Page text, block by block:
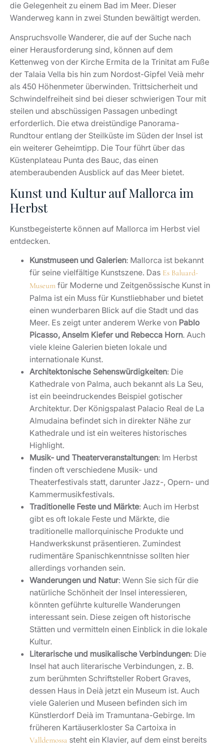
die Gelegenheit zu einem Bad im Meer. Dieser
Wanderweg kann in zwei Stunden bewältigt werden.
Anspruchsvolle Wanderer, die auf der Suche nach
einer Herausforderung sind, können auf dem
Kettenweg von der Kirche Ermita de la Trinitat am Fuße
der Talaia Vella bis hin zum Nordost-Gipfel Veià mehr
als 450 Höhenmeter überwinden. Trittsicherheit und
Schwindelfreiheit sind bei dieser schwierigen Tour mit
steilen und abschüssigen Passagen unbedingt
erforderlich. Die etwa dreistündige Panorama-
Rundtour entlang der Steilküste im Süden der Insel ist
ein weiterer Geheimtipp. Die Tour führt über das
Küstenplateau Punta des Bauc, das einen
atemberaubenden Ausblick auf das Meer bietet.
Kunst und Kultur auf Mallorca im
Herbst
Kunstbegeisterte können auf Mallorca im Herbst viel
entdecken.
Kunstmuseen und Galerien: Mallorca ist bekannt
für seine vielfältige Kunstszene. Das Es Baluard-
Museum für Moderne und Zeitgenössische Kunst in
Palma ist ein Muss für Kunstliebhaber und bietet
einen wunderbaren Blick auf die Stadt und das
Meer. Es zeigt unter anderem Werke von Pablo
Picasso, Anselm Kiefer und Rebecca Horn. Auch
viele kleine Galerien bieten lokale und
internationale Kunst.
Architektonische Sehenswürdigkeiten: Die
Kathedrale von Palma, auch bekannt als La Seu,
ist ein beeindruckendes Beispiel gotischer
Architektur. Der Königspalast Palacio Real de La
Almudaina befindet sich in direkter Nähe zur
Kathedrale und ist ein weiteres historisches
Highlight.
Musik- und Theaterveranstaltungen: Im Herbst
finden oft verschiedene Musik- und
Theaterfestivals statt, darunter Jazz-, Opern- und
Kammermusikfestivals.
Traditionelle Feste und Märkte: Auch im Herbst
gibt es oft lokale Feste und Märkte, die
traditionelle mallorquinische Produkte und
Handwerkskunst präsentieren. Zumindest
rudimentäre Spanischkenntnisse sollten hier
allerdings vorhanden sein.
Wanderungen und Natur: Wenn Sie sich für die
natürliche Schönheit der Insel interessieren,
könnten geführte kulturelle Wanderungen
interessant sein. Diese zeigen oft historische
Stätten und vermitteln einen Einblick in die lokale
Kultur.
Literarische und musikalische Verbindungen: Die
Insel hat auch literarische Verbindungen, z. B.
zum berühmten Schriftsteller Robert Graves,
dessen Haus in Deià jetzt ein Museum ist. Auch
viele Galerien und Museen befinden sich im
Künstlerdorf Deià im Tramuntana-Gebirge. Im
früheren Kartäuserkloster Sa Cartoixa in
Valldemossa steht ein Klavier, auf dem einst bereits